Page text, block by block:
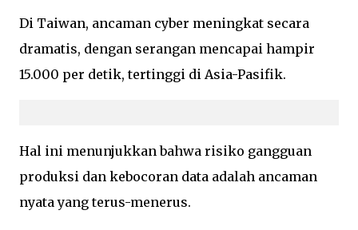
Di Taiwan, ancaman cyber meningkat secara
dramatis, dengan serangan mencapai hampir
15.000 per detik, tertinggi di Asia-Pasifik.
Hal ini menunjukkan bahwa risiko gangguan
produksi dan kebocoran data adalah ancaman
nyata yang terus-menerus.